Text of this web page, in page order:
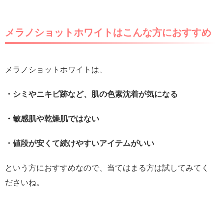
メラノショットホワイトはこんな方におすすめ
メラノショットホワイトは、
・シミやニキビ跡など、肌の色素沈着が気になる
・敏感肌や乾燥肌ではない
・値段が安くて続けやすいアイテムがいい
という方におすすめなので、当てはまる方は試してみてく
ださいね。